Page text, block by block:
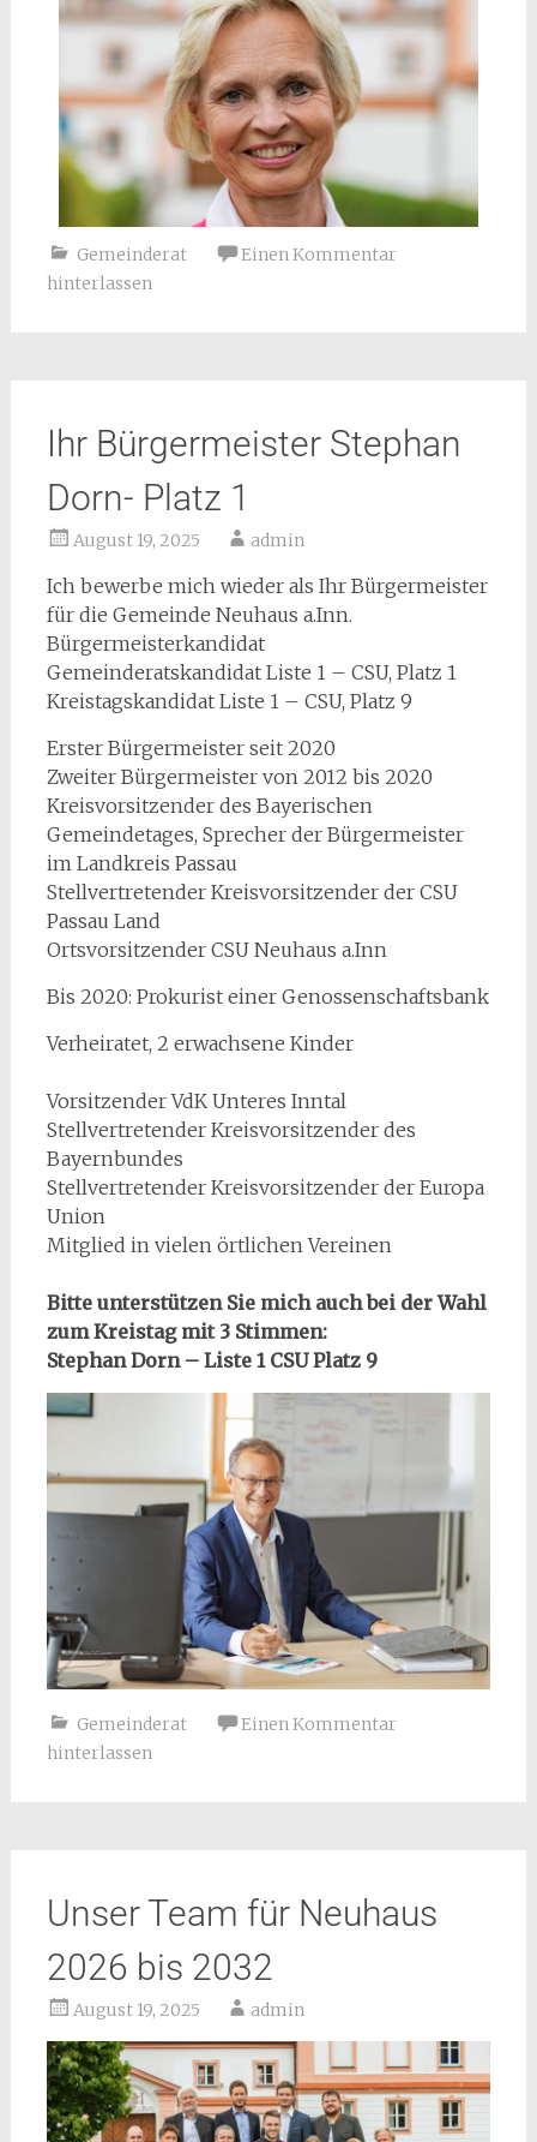
Gemeinderat
Einen Kommentar
hinterlassen
Ihr Bürgermeister Stephan
Dorn- Platz 1
August 19, 2025 admin
Ich bewerbe mich wieder als Ihr Bürgermeister
für die Gemeinde Neuhaus a.Inn.
Bürgermeisterkandidat
Gemeinderatskandidat Liste 1 – CSU, Platz 1
Kreistagskandidat Liste 1 – CSU, Platz 9
Erster Bürgermeister seit 2020
Zweiter Bürgermeister von 2012 bis 2020
Kreisvorsitzender des Bayerischen
Gemeindetages, Sprecher der Bürgermeister
im Landkreis Passau
Stellvertretender Kreisvorsitzender der CSU
Passau Land
Ortsvorsitzender CSU Neuhaus a.Inn
Bis 2020: Prokurist einer Genossenschaftsbank
Verheiratet, 2 erwachsene Kinder
Vorsitzender VdK Unteres Inntal
Stellvertretender Kreisvorsitzender des
Bayernbundes
Stellvertretender Kreisvorsitzender der Europa
Union
Mitglied in vielen örtlichen Vereinen
Bitte unterstützen Sie mich auch bei der Wahl
zum Kreistag mit 3 Stimmen:
Stephan Dorn – Liste 1 CSU Platz 9
Gemeinderat
Einen Kommentar
hinterlassen
Unser Team für Neuhaus
2026 bis 2032
August 19, 2025 admin